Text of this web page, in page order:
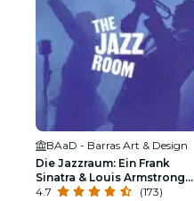
BAaD - Barras Art & Design
Die Jazzraum: Ein Frank
Sinatra & Louis Armstrong
Tribut
4.7
(173)